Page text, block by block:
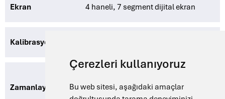
Çerezleri kullanıyoruz
Bu web sitesi, aşağıdaki amaçlar
Ekran 4 haneli, 7 segment dijital ekran
Kalibrasyon
Zamanlayıcı
dijital zamanlayıcı, gecikme